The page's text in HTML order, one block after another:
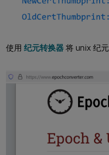
使用 纪元转换器 将 unix 纪